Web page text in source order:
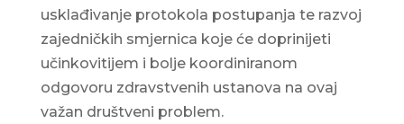
usklađivanje protokola postupanja te razvoj
zajedničkih smjernica koje će doprinijeti
učinkovitijem i bolje koordiniranom
odgovoru zdravstvenih ustanova na ovaj
važan društveni problem.